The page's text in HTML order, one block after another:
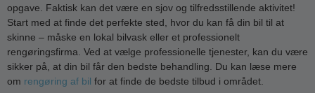
opgave. Faktisk kan det være en sjov og tilfredsstillende aktivitet!
Start med at finde det perfekte sted, hvor du kan få din bil til at
skinne – måske en lokal bilvask eller et professionelt
rengøringsfirma. Ved at vælge professionelle tjenester, kan du være
sikker på, at din bil får den bedste behandling. Du kan læse mere
om rengøring af bil for at finde de bedste tilbud i området.